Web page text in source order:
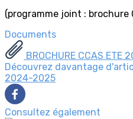
(programme joint : brochure
Documents
BROCHURE CCAS ETE
Découvrez davantage
2024-2025
Consultez également